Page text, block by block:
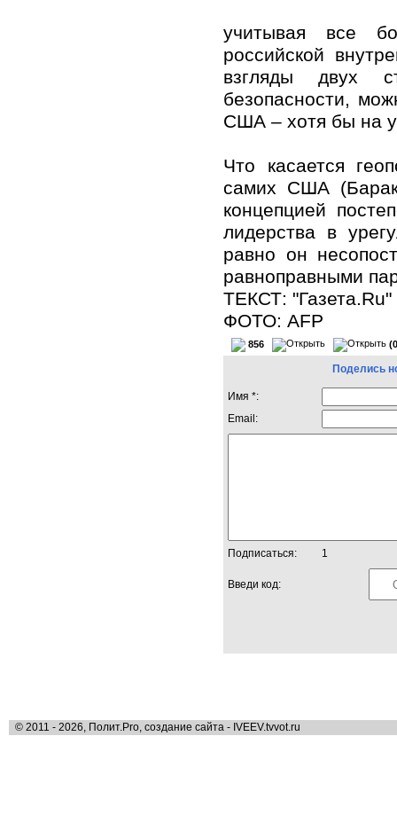
учитывая все
российской
взгляды двух
безопасности,
США – хотя бы на
Что касается
самих США
концепцией
лидерства в
равно он
равноправными
ТЕКСТ: "Газета.Ru"
ФОТО: AFP
856
Поделись
Имя *:
Email:
Подписаться: 1
Введи код:
© 2011 - 2026, Полит.Pro, создание сайта - IVEEV.tvvot.ru